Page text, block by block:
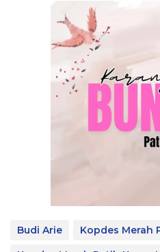
Budi Arie
Kopdes Merah